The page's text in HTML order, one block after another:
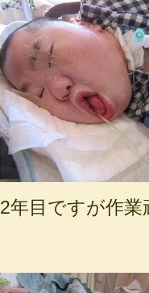
2年目ですが作